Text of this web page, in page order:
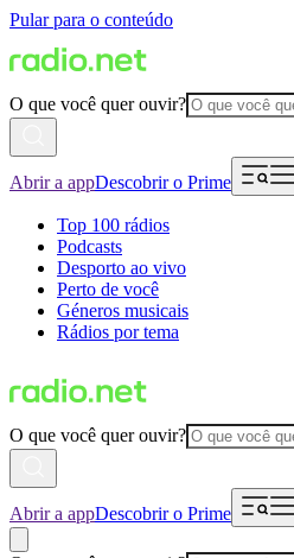
Pular para o conteúdo
O que você quer ouvir?
Abrir a appDescobrir o Prime
Top 100 rádios
Podcasts
Desporto ao vivo
Perto de você
Géneros musicais
Rádios por tema
O que você quer ouvir?
Abrir a appDescobrir o Prime